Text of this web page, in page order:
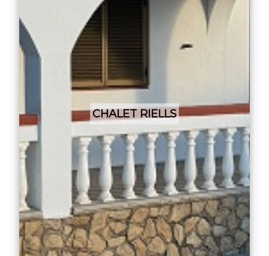
CHALET RIELLS